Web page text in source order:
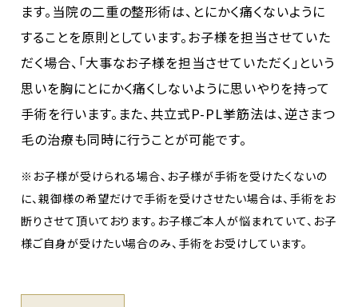
ます。当院の二重の整形術は、とにかく痛くないように
することを原則としています。お子様を担当させていた
だく場合、「大事なお子様を担当させていただく」という
思いを胸にとにかく痛くしないように思いやりを持って
手術を行います。また、共立式P-PL挙筋法は、逆さまつ
毛の治療も同時に行うことが可能です。
※お子様が受けられる場合、お子様が手術を受けたくないの
に、親御様の希望だけで手術を受けさせたい場合は、手術をお
断りさせて頂いております。お子様ご本人が悩まれていて、お子
様ご自身が受けたい場合のみ、手術をお受けしています。